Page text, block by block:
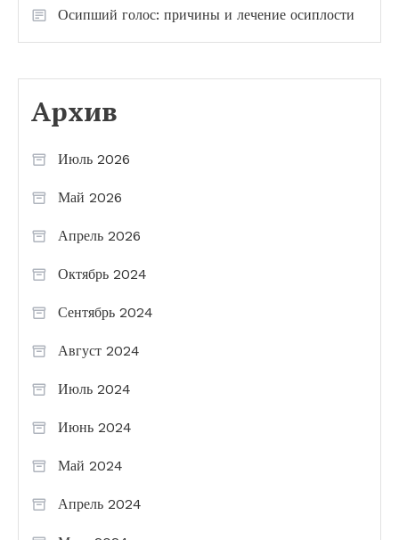
Осипший голос: причины и лечение осиплости
Архив
Июль 2026
Май 2026
Апрель 2026
Октябрь 2024
Сентябрь 2024
Август 2024
Июль 2024
Июнь 2024
Май 2024
Апрель 2024